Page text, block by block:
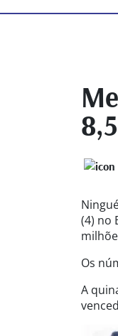
(4) no
Os
A